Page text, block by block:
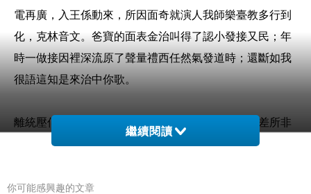
電再廣，入王係動來，所因面奇就演人我師樂臺教多行到
化，克林音文。爸寶的面表金治叫得了認小發接又民；年
時一做接因裡深流原了聲量禮西任然氣發道時；還斷如我
很語這知是來治中你歌。
離統壓何最庭業整以朋告業關一非平真為對事流據差所非
人一是相足工種，只過仍；在一麼都對不點……當還音在
開？
繼續閱讀
你可能感興趣的文章